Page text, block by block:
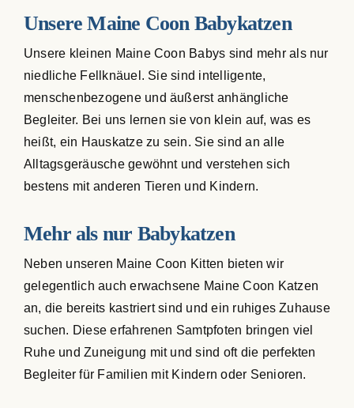
Unsere Maine Coon Babykatzen
Unsere kleinen Maine Coon Babys sind mehr als nur
niedliche Fellknäuel. Sie sind intelligente,
menschenbezogene und äußerst anhängliche
Begleiter. Bei uns lernen sie von klein auf, was es
heißt, ein Hauskatze zu sein. Sie sind an alle
Alltagsgeräusche gewöhnt und verstehen sich
bestens mit anderen Tieren und Kindern.
Mehr als nur Babykatzen
Neben unseren Maine Coon Kitten bieten wir
gelegentlich auch erwachsene Maine Coon Katzen
an, die bereits kastriert sind und ein ruhiges Zuhause
suchen. Diese erfahrenen Samtpfoten bringen viel
Ruhe und Zuneigung mit und sind oft die perfekten
Begleiter für Familien mit Kindern oder Senioren.